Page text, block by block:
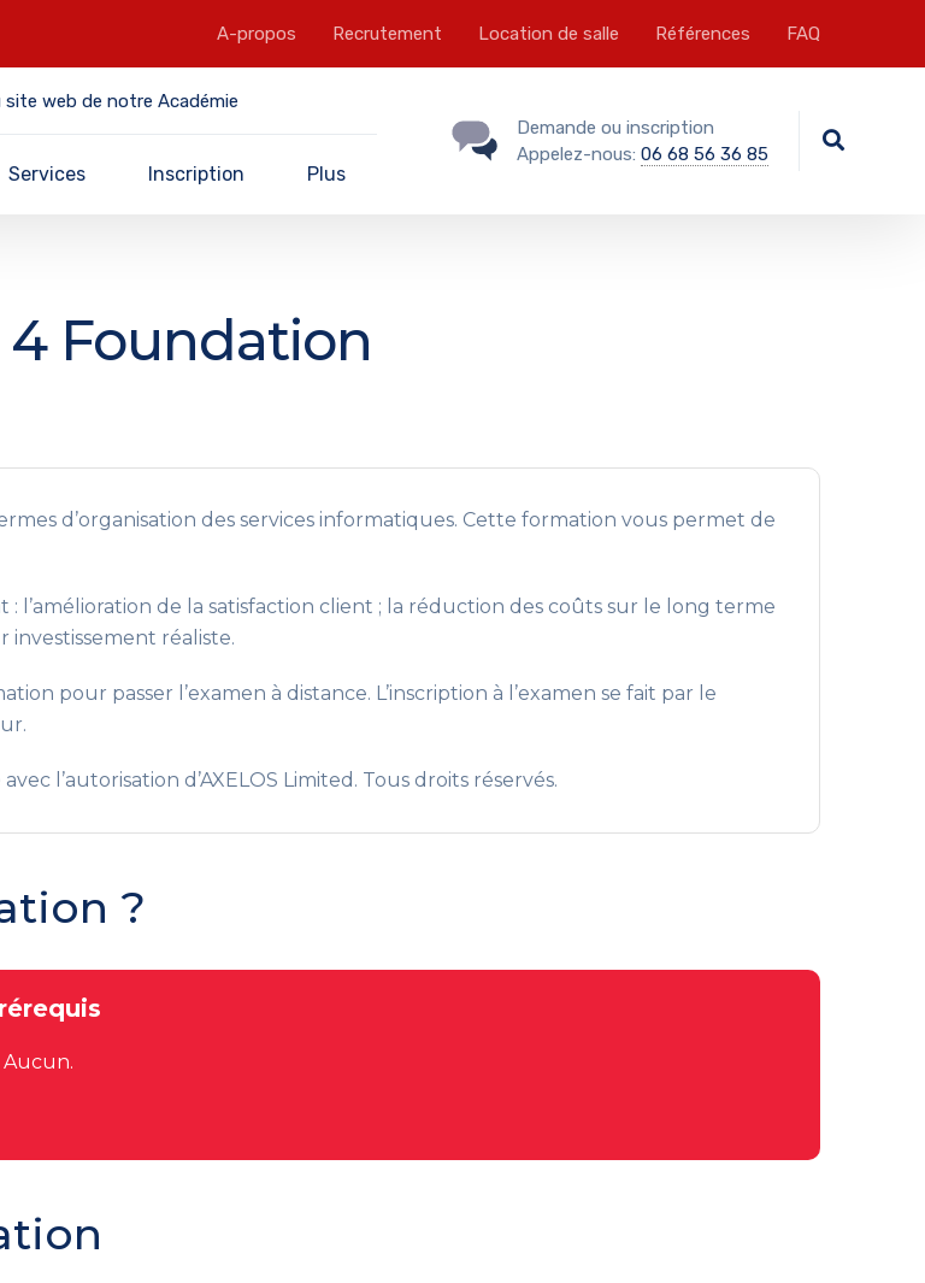
A-propos Recrutement Location de salle Références FAQ
site web de notre Académie
Services Inscription Plus
Demande ou inscription
Appelez-nous: 06 68 56 36 85
4 Foundation
d’organisation des services informatiques. Cette formation vous permet de
: l’amélioration de la satisfaction client ; la réduction des coûts sur le long terme
réaliste.
pour passer l’examen à distance. L’inscription à l’examen se fait par le
l’autorisation d’AXELOS Limited. Tous droits réservés.
?
Aucun.